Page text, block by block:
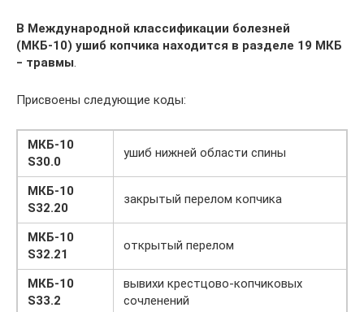
В Международной классификации болезней
(МКБ-10) ушиб копчика находится в разделе 19 МКБ
‒ травмы.
Присвоены следующие коды:
МКБ-10
S30.0
ушиб нижней области спины
МКБ-10
S32.20
закрытый перелом копчика
МКБ-10
S32.21
открытый перелом
МКБ-10
S33.2
вывихи крестцово-копчиковых
сочленений